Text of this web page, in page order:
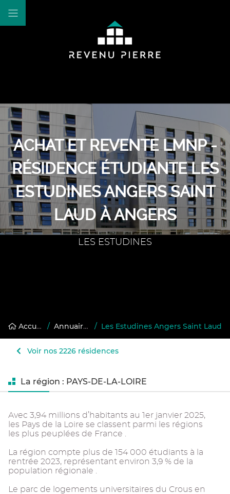
ACHAT ET REVENTE LMNP -
RÉSIDENCE ÉTUDIANTE LES
ESTUDINES ANGERS SAINT
LAUD À ANGERS
LES ESTUDINES
Accueil / Annuaire des résidences gérées / Les Estudines Angers Saint Laud
Voir nos 2226 résidences
La région : PAYS-DE-LA-LOIRE
Avec 3,94 millions d’habitants au 1er janvier 2025,
les Pays de la Loire se classent parmi les régions
les plus peuplées de France .
La région compte plus de 154 000 étudiants à la
rentrée 2023, représentant environ 3,9 % de la
population régionale .
Le parc de logements universitaires du Crous en